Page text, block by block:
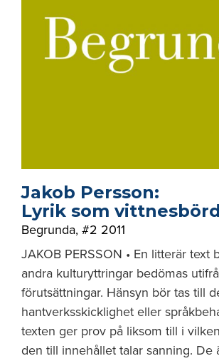
Jakob Persson:
Lyrik som vittnesbörd
Begrunda, #2 2011
JAKOB PERSSON • En litterär text
andra kulturyttringar bedömas
förutsättningar. Hänsyn bör tas till
hantverksskicklighet eller
texten ger prov på liksom till i
den till innehållet talar sanning. De